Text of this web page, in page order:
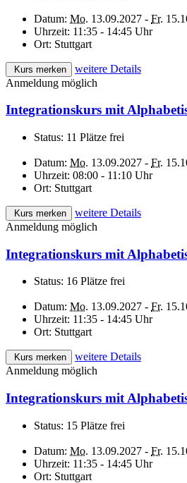
Datum: Mo. 13.09.2027 - Fr.
Uhrzeit: 11:35 - 14:45 Uhr
Ort: Stuttgart
Kurs merken
weitere Details
Anmeldung möglich
Integrationskurs mit
Status: 11 Plätze frei
Datum: Mo. 13.09.2027 - Fr.
Uhrzeit: 08:00 - 11:10 Uhr
Ort: Stuttgart
Kurs merken
weitere Details
Anmeldung möglich
Integrationskurs mit
Status: 16 Plätze frei
Datum: Mo. 13.09.2027 - Fr.
Uhrzeit: 11:35 - 14:45 Uhr
Ort: Stuttgart
Kurs merken
weitere Details
Anmeldung möglich
Integrationskurs mit
Status: 15 Plätze frei
Datum: Mo. 13.09.2027 - Fr.
Uhrzeit: 11:35 - 14:45 Uhr
Ort: Stuttgart